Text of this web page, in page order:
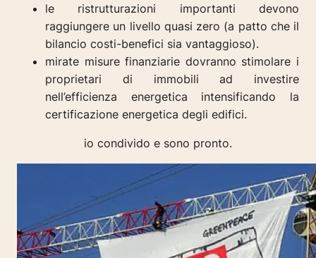
le ristrutturazioni importanti devono
raggiungere un livello quasi zero (a patto che il
bilancio costi-benefici sia vantaggioso).
mirate misure finanziarie dovranno stimolare i
proprietari di immobili ad investire
nell’efficienza energetica intensificando la
certificazione energetica degli edifici.
io condivido e sono pronto.